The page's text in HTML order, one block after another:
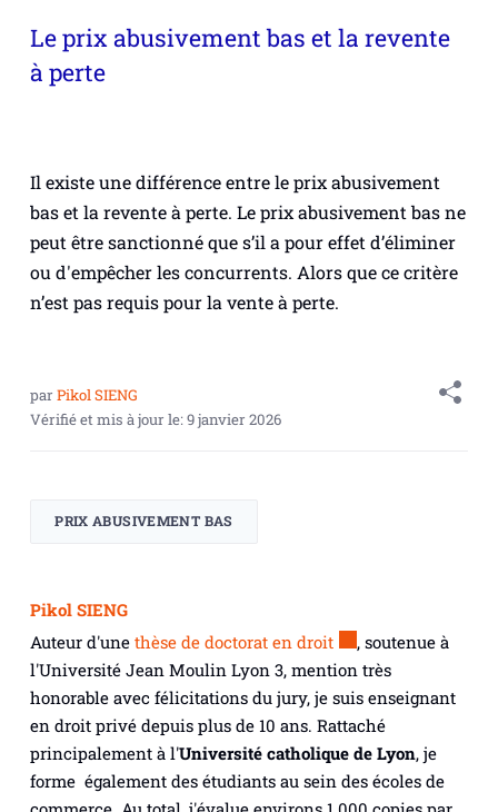
Le prix abusivement bas et la revente
à perte
Il existe une différence entre le prix abusivement
bas et la revente à perte. Le prix abusivement bas ne
peut être sanctionné que s’il a pour effet d’éliminer
ou d'empêcher les concurrents. Alors que ce critère
n’est pas requis pour la vente à perte.
par Pikol SIENG
Vérifié et mis à jour le:9 janvier 2026
PRIX ABUSIVEMENT BAS
Pikol SIENG
Auteur d'unethèse de doctorat en droit
, soutenue à
l'Université Jean Moulin Lyon 3, mention très
honorable avec félicitations du jury, je suis enseignant
en droit privé depuis plus de 10 ans. Rattaché
principalement à l'Université catholique de Lyon, je
forme également des étudiants au sein des écoles de